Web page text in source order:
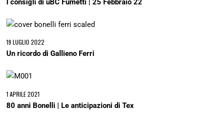
I consigli di uBC Fumetti | 25 Febbraio 22
19 LUGLIO 2022
Un ricordo di Gallieno Ferri
1 APRILE 2021
80 anni Bonelli | Le anticipazioni di Tex